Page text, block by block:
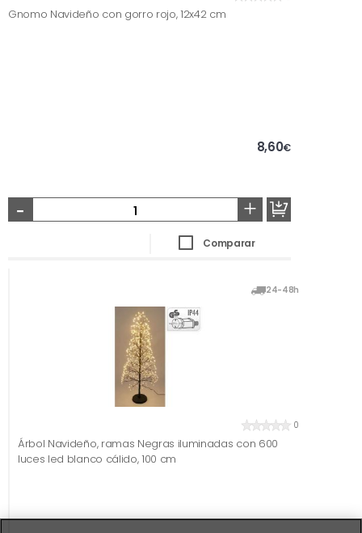
Gnomo Navideño con gorro rojo, 12x42 cm
8,60€
- +
Comparar
24-48h
0
Árbol Navideño, ramas Negras iluminadas con 600
luces led blanco cálido, 100 cm